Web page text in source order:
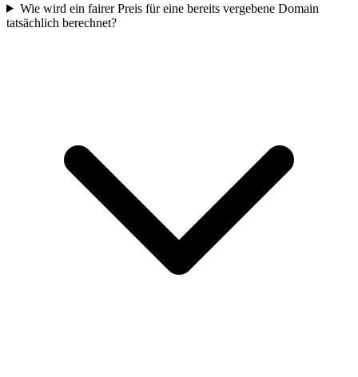
Wie wird ein fairer Preis für eine bereits vergebene Domain
tatsächlich berechnet?